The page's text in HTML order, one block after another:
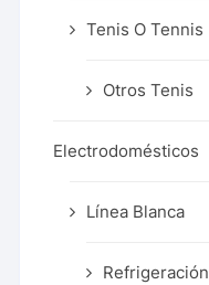
Tenis O Tennis
Otros Tenis
Electrodomésticos
Línea Blanca
Refrigeración